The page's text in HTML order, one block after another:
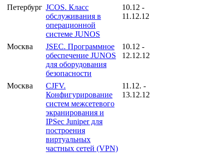
Петербург JCOS. Класс
обслуживания в
операционной
системе JUNOS
10.12 -
11.12.12
Москва
JSEC. Программное
обеспечение JUNOS
для оборудования
безопасности
10.12 -
12.12.12
Москва
CJFV.
Конфигурирование
систем межсетевого
экранирования и
IPSec Juniper для
построения
виртуальных
частных сетей (VPN)
11.12. -
13.12.12